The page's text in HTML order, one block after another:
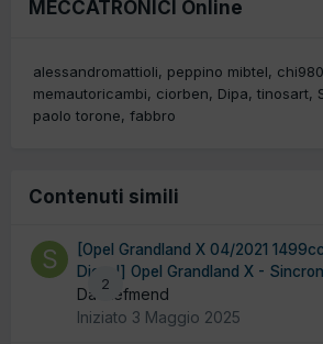
MECCATRONICI Online
alessandromattioli peppino mibtel chi980
memautoricambi
ciorben Dipa tinosart
paolo torone fabbro
Contenuti simili
2
[Opel Grandland X 04/2021
Diesel] Opel Grandland X -
Da stefmend
Iniziato 3 Maggio 2025